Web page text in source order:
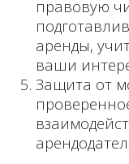
правовую
аренды,
ваши
Защита от